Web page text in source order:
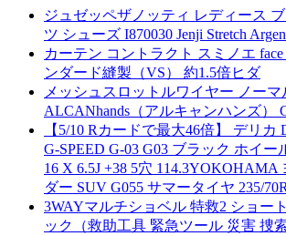
ジュゼッペザノッティ レディース
ツ シューズ I870030 Jenji Stretch
カーテン コントラクト スミノエ face
ンダード縫製（VS） 約1.5倍ヒダ
メッシュスロットルワイヤー ノーマ
ALCANhands（アルキャンハンズ）
【5/10 Rカードで最大46倍】 デリカ
G-SPEED G-03 G03 ブラック ホイー
16 X 6.5J +38 5穴 114.3YOKOHAMA
ダー SUV G055 サマータイヤ 235/
3WAYマルチショベル 特救2 ショー
ック（救助工具 緊急ツール 災害 捜